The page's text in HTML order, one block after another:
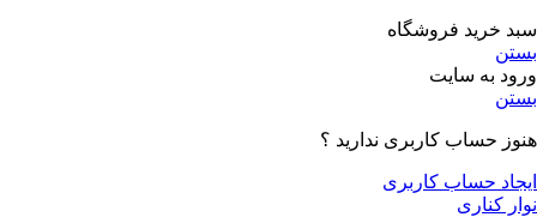
سبد خرید فروشگاه
بستن
ورود به سایت
بستن
هنوز حساب کاربری ندارید ؟
ایجاد حساب کاربری
نوار کناری